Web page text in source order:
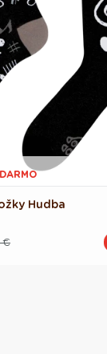
Hudba
€